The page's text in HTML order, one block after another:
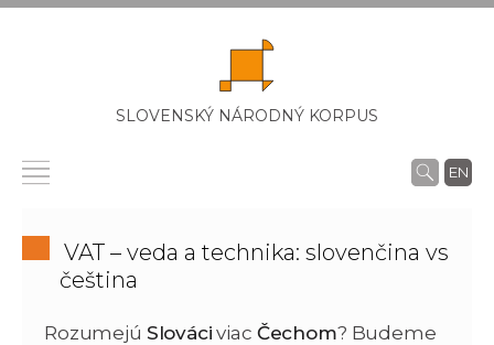
SLOVENSKÝ NÁRODNÝ KORPUS
EN
VAT – veda a technika: slovenčina vs
čeština
Rozumejú Slováci viac Čechom? Budeme